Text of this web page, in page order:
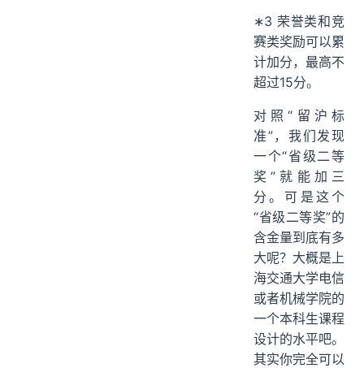
∗3 荣誉类和竞
赛类奖励可以累
计加分，最高不
超过15分。
对照“留沪标
准”，我们发现
一个“省级二等
奖”就能加三
分。可是这个
“省级二等奖”的
含金量到底有多
大呢？大概是上
海交通大学电信
或者机械学院的
一个本科生课程
设计的水平吧。
其实你完全可以